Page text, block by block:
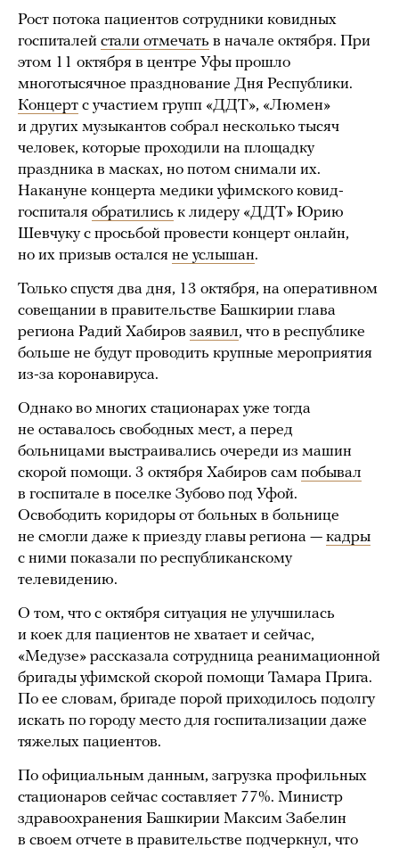
Рост потока пациентов сотрудники ковидных
госпиталей стали отмечать в начале октября. При
этом 11 октября в центре Уфы прошло
многотысячное празднование Дня Республики.
Концерт с участием групп «ДДТ», «Люмен»
и других музыкантов собрал несколько тысяч
человек, которые проходили на площадку
праздника в масках, но потом снимали их.
Накануне концерта медики уфимского ковид-
госпиталя обратились к лидеру «ДДТ» Юрию
Шевчуку с просьбой провести концерт онлайн,
но их призыв остался не услышан.
Только спустя два дня, 13 октября, на оперативном
совещании в правительстве Башкирии глава
региона Радий Хабиров заявил, что в республике
больше не будут проводить крупные мероприятия
из-за коронавируса.
Однако во многих стационарах уже тогда
не оставалось свободных мест, а перед
больницами выстраивались очереди из машин
скорой помощи. 3 октября Хабиров сам побывал
в госпитале в поселке Зубово под Уфой.
Освободить коридоры от больных в больнице
не смогли даже к приезду главы региона — кадры
с ними показали по республиканскому
телевидению.
О том, что с октября ситуация не улучшилась
и коек для пациентов не хватает и сейчас,
«Медузе» рассказала сотрудница реанимационной
бригады уфимской скорой помощи Тамара Прига.
По ее словам, бригаде порой приходилось подолгу
искать по городу место для госпитализации даже
тяжелых пациентов.
По официальным данным, загрузка профильных
стационаров сейчас составляет 77%. Министр
здравоохранения Башкирии Максим Забелин
в своем отчете в правительстве подчеркнул, что